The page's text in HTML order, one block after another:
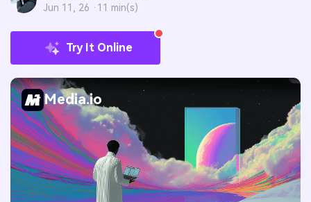
Jun 11, 26 · 11 min(s)
Try It Online
Media.io